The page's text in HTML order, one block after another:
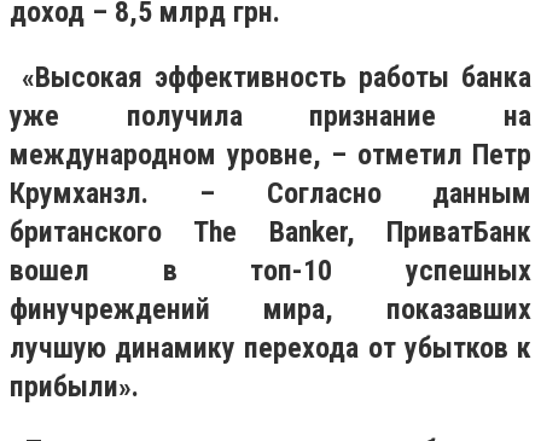
доход – 8,5 млрд грн.
«Высокая эффективность работы банка
уже получила признание на
международном уровне, – отметил Петр
Крумханзл. – Согласно данным
британского The Banker, ПриватБанк
вошел в топ-10 успешных
финучреждений мира, показавших
лучшую динамику перехода от убытков к
прибыли».